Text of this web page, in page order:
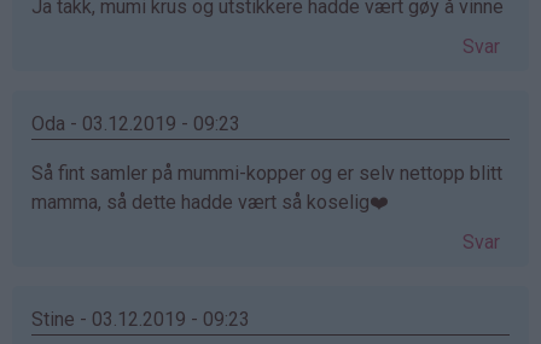
Ja takk, mumi krus og utstikkere hadde vært gøy å vinne
Svar
Oda - 03.12.2019 - 09:23
Så fint samler på mummi-kopper og er selv nettopp blitt
mamma, så dette hadde vært så koselig❤️
Svar
Stine - 03.12.2019 - 09:23